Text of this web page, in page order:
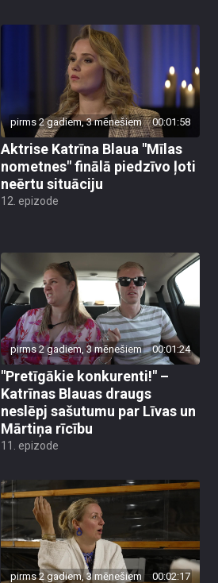
pirms 2 gadiem, 3 mēnešiem 00:01:58
Aktrise Katrīna Blaua "Mīlas
nometnes" finālā piedzīvo ļoti
neērtu situāciju
12. epizode
pirms 2 gadiem, 3 mēnešiem 00:01:24
"Pretīgākie konkurenti!" –
Katrīnas Blauas draugs
neslēpj sašutumu par Līvas un
Mārtiņa rīcību
11. epizode
pirms 2 gadiem, 3 mēnešiem 00:02:17